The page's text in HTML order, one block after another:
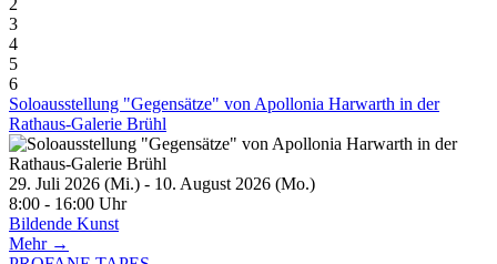
3
4
5
6
Soloausstellung "Gegensätze" von Apollonia Harwarth in der
Rathaus-Galerie Brühl
29. Juli 2026 (Mi.) - 10. August 2026 (Mo.)
8:00 - 16:00 Uhr
Bildende Kunst
Mehr →